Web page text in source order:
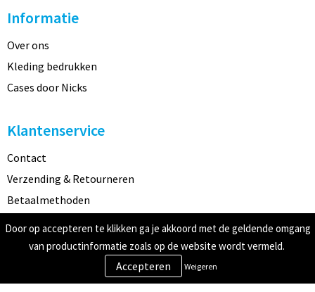
Informatie
Over ons
Kleding bedrukken
Cases door Nicks
Klantenservice
Contact
Verzending & Retourneren
Betaalmethoden
Veilig winkelen
Algemene voorwaarden
Door op accepteren te klikken ga je akkoord met de geldende omgang
van productinformatie zoals op de website wordt vermeld.
Weigeren